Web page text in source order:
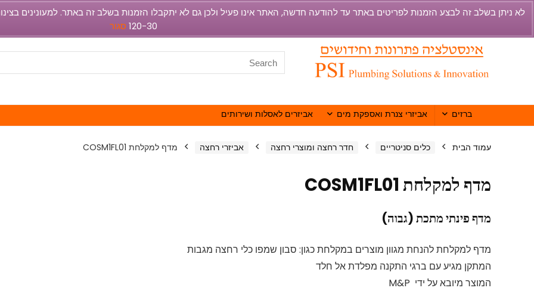
ברזים אביזרי צנרת ואספקת מים אביזרים לאסלות ושירותים
עמוד הבית כלים סניטריים חדר רחצה ומוצרי רחצה אביזרי רחצה מדף למקלחת COSM1FL01
מדף למקלחת COSM1FL01
מדף פינתי מתכת (גבוה)
מדף למקלחת להנחת מגוון מוצרים במקלחת כגון: סבון שמפו כלי רחצה מגבות
המתקן מגיע עם ברגי התקנה מפלדת אל חלד
המוצר מיובא על ידי M&P
120-30 סגור